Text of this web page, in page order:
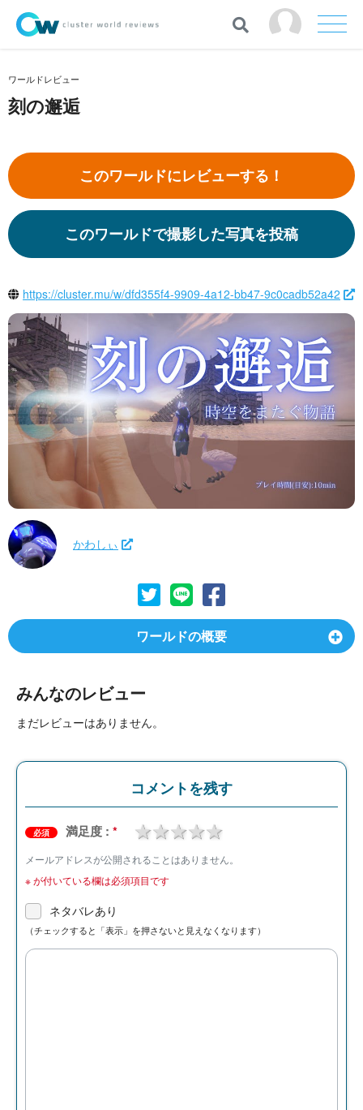
ワールドレビュー
刻の邂逅
このワールドにレビューする！
このワールドで撮影した写真を投稿
https://cluster.mu/w/dfd355f4-9909-4a12-bb47-9c0cadb52a42
かわしぃ
ワールドの概要
みんなのレビュー
まだレビューはありません。
コメントを残す
必須 満足度 : * 4 stars
3 stars
2 stars
1 star
メールアドレスが公開されることはありません。
※が付いている欄は必須項目です
ネタバレあり
（チェックすると「表示」を押さないと見えなくなります）